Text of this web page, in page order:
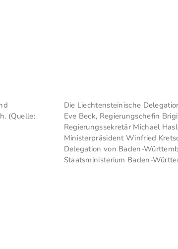
(Quelle:
Die Liechtensteinische
Eve Beck, Regierungschefin
Regierungssekretär Michael
Ministerpräsident Winfried
Delegation von Baden-
Staatsministerium Baden-